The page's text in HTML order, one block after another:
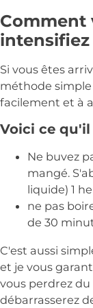
Comment
Si vous êtes
méthode
facilement et à
Voici ce
Ne buvez
mangé.
liquide) 1
ne pas
de 30
C'est aussi
et je vous
vous perdrez
débarrasserez